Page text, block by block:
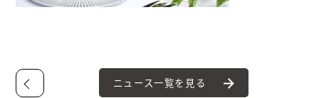
ニュース一覧を見る